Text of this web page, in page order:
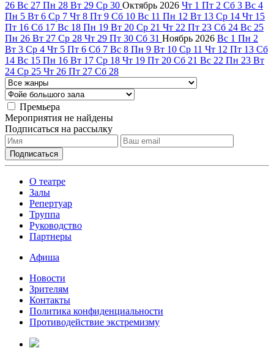
26 Вс 27 Пн 28 Вт 29 Ср 30 Октябрь 2026 Чт 1 Пт 2 Сб 3 Вс 4
Пн 5 Вт 6 Ср 7 Чт 8 Пт 9 Сб 10 Вс 11 Пн 12 Вт 13 Ср 14 Чт 15
Пт 16 Сб 17 Вс 18 Пн 19 Вт 20 Ср 21 Чт 22 Пт 23 Сб 24 Вс 25
Пн 26 Вт 27 Ср 28 Чт 29 Пт 30 Сб 31 Ноябрь 2026 Вс 1 Пн 2
Вт 3 Ср 4 Чт 5 Пт 6 Сб 7 Вс 8 Пн 9 Вт 10 Ср 11 Чт 12 Пт 13 Сб
14 Вс 15 Пн 16 Вт 17 Ср 18 Чт 19 Пт 20 Сб 21 Вс 22 Пн 23 Вт
24 Ср 25 Чт 26 Пт 27 Сб 28
Премьера
Мероприятия не найдены
Подписаться на рассылку
О театре
Залы
Репертуар
Труппа
Руководство
Партнеры
Афиша
Новости
Зрителям
Контакты
Политика конфиденциальности
Противодействие экстремизму